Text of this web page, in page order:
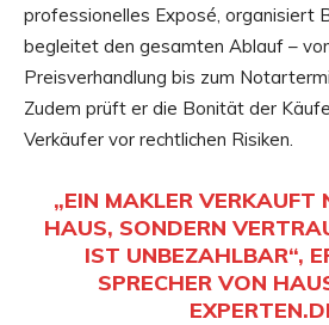
professionelles Exposé, organisiert
begleitet den gesamten Ablauf –
Preisverhandlung bis zum
Zudem prüft er die Bonität der
Verkäufer vor rechtlichen Risiken.
„EIN MAKLER VERKAUFT
HAUS, SONDERN
IST UNBEZAHLBAR“,
SPRECHER VON